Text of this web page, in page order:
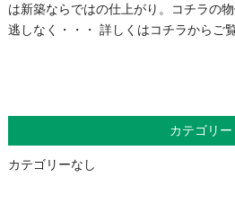
は新築ならではの仕上がり。コチラの
逃しなく・・・ 詳しくはコチラからご
カテゴリー
カテゴリーなし